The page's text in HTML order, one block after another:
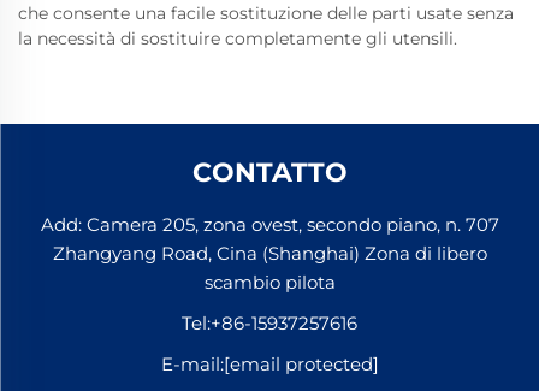
che consente una facile sostituzione delle parti usate senza
la necessità di sostituire completamente gli utensili.
CONTATTO
Add: Camera 205, zona ovest, secondo piano, n. 707
Zhangyang Road, Cina (Shanghai) Zona di libero
scambio pilota
Tel:+86-15937257616
E-mail:[email protected]